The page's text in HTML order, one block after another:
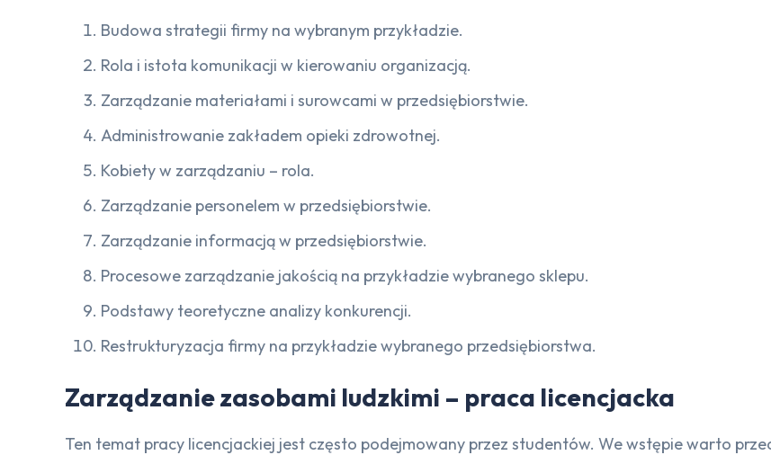
Budowa strategii firmy na wybranym przykładzie.
Rola i istota komunikacji w kierowaniu organizacją.
Zarządzanie materiałami i surowcami w przedsiębiorstwie.
Administrowanie zakładem opieki zdrowotnej.
Kobiety w zarządzaniu – rola.
Zarządzanie personelem w przedsiębiorstwie.
Zarządzanie informacją w przedsiębiorstwie.
Procesowe zarządzanie jakością na przykładzie wybranego sklepu.
Podstawy teoretyczne analizy konkurencji.
Restrukturyzacja firmy na przykładzie wybranego przedsiębiorstwa.
Zarządzanie zasobami ludzkimi – praca licencjacka
Ten temat pracy licencjackiej jest często podejmowany przez studentów. We wstępie warto